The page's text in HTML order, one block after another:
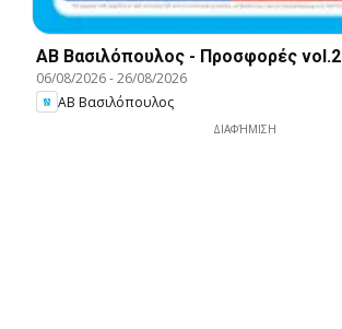
ΑΒ Βασιλόπουλος - Προσφορές vol.2
06/08/2026-26/08/2026
ΑΒ Βασιλόπουλος
ΔΙΑΦΉΜΙΣΗ